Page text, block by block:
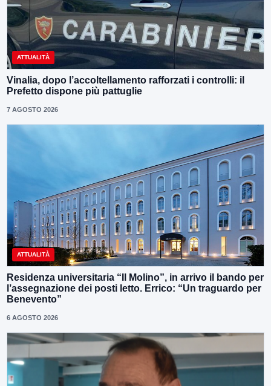
ATTUALITÀ
Vinalia, dopo l’accoltellamento rafforzati i controlli: il
Prefetto dispone più pattuglie
7 AGOSTO 2026
ATTUALITÀ
Residenza universitaria “Il Molino”, in arrivo il bando per
l’assegnazione dei posti letto. Errico: “Un traguardo per
Benevento”
6 AGOSTO 2026